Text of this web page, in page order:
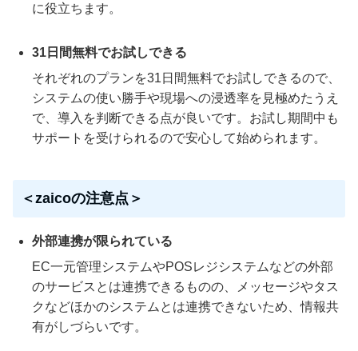
に役立ちます。
31日間無料でお試しできる
それぞれのプランを31日間無料でお試しできるので、
システムの使い勝手や現場への浸透率を見極めたうえ
で、導入を判断できる点が良いです。お試し期間中も
サポートを受けられるので安心して始められます。
＜zaicoの注意点＞
外部連携が限られている
EC一元管理システムやPOSレジシステムなどの外部
のサービスとは連携できるものの、メッセージやタス
クなどほかのシステムとは連携できないため、情報共
有がしづらいです。